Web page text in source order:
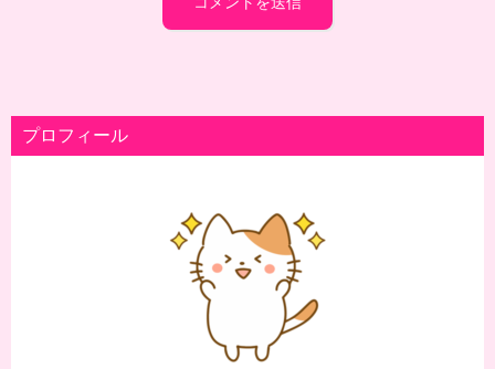
プロフィール